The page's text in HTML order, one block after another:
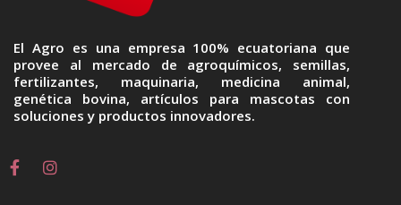
El Agro es una empresa 100% ecuatoriana que
provee al mercado de agroquímicos, semillas,
fertilizantes, maquinaria, medicina animal,
genética bovina, artículos para mascotas con
soluciones y productos innovadores.